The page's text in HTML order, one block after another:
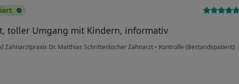
toller Umgang mit Kindern, informativ
Zahnarztpraxis Dr. Matthias Schrittenlocher Zahnarzt • Kontrolle (Bestandspatient)